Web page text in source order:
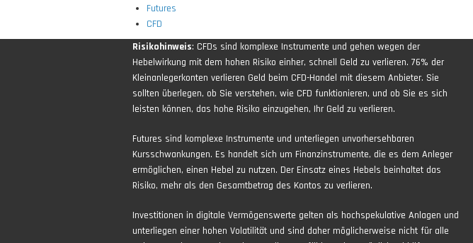
Futures
CFD
Risikohinweis: CFDs sind komplexe Instrumente und gehen wegen der
Hebelwirkung mit dem hohen Risiko einher, schnell Geld zu verlieren. 76% der
Kleinanlegerkonten verlieren Geld beim CFD-Handel mit diesem Anbieter. Sie
sollten überlegen, ob Sie verstehen, wie CFD funktionieren, und ob Sie es sich
leisten können, das hohe Risiko einzugehen, Ihr Geld zu verlieren.
Futures sind komplexe Instrumente und unterliegen unvorhersehbaren
Kursschwankungen. Es handelt sich um Finanzinstrumente, die es dem Anleger
ermöglichen, einen Hebel zu nutzen. Der Einsatz eines Hebels beinhaltet das
Risiko, mehr als den Gesamtbetrag des Kontos zu verlieren.
Investitionen in digitale Vermögenswerte gelten als hochspekulative Anlagen und
unterliegen einer hohen Volatilität und sind daher möglicherweise nicht für alle